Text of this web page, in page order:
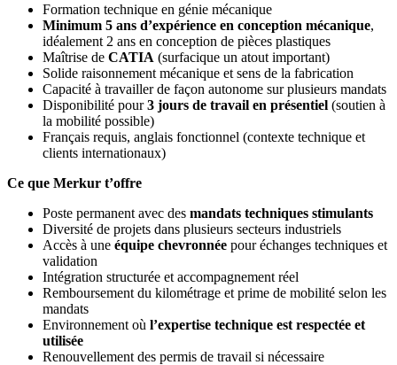
Formation technique en génie mécanique
Minimum 5 ans d’expérience en conception mécanique,
idéalement 2 ans en conception de pièces plastiques
Maîtrise de CATIA (surfacique un atout important)
Solide raisonnement mécanique et sens de la fabrication
Capacité à travailler de façon autonome sur plusieurs mandats
Disponibilité pour3 jours de travail en présentiel (soutien à
la mobilité possible)
Français requis, anglais fonctionnel (contexte technique et
clients internationaux)
Ce que Merkur t’offre
Poste permanent avec des mandats techniques stimulants
Diversité de projets dans plusieurs secteurs industriels
Accès à une équipe chevronnée pour échanges techniques et
validation
Intégration structurée et accompagnement réel
Remboursement du kilométrage et prime de mobilité selon les
mandats
Environnement où l’expertise technique est respectée et
utilisée
Renouvellement des permis de travail si nécessaire